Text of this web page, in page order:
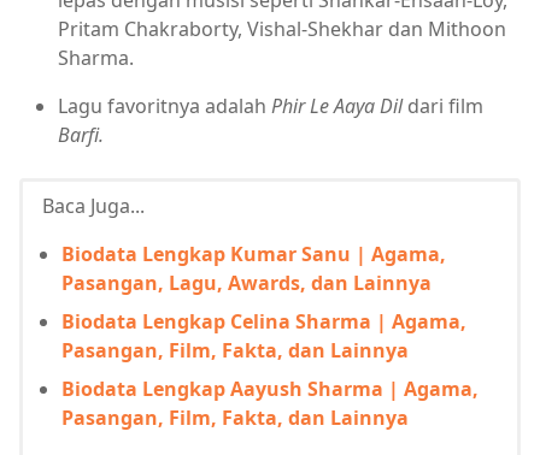
Pritam Chakraborty, Vishal-Shekhar dan Mithoon
Sharma.
Lagu favoritnya adalah Phir Le Aaya Dildari film
Barfi.
Baca Juga...
Biodata Lengkap Kumar Sanu | Agama,
Pasangan, Lagu, Awards, dan Lainnya
Biodata Lengkap Celina Sharma | Agama,
Pasangan, Film, Fakta, dan Lainnya
Biodata Lengkap Aayush Sharma | Agama,
Pasangan, Film, Fakta, dan Lainnya